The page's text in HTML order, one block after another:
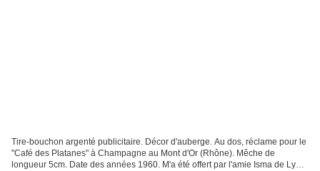
Tire-bouchon argenté publicitaire. Décor d'auberge. Au dos, réclame pour le
"Café des Platanes" à Champagne au Mont d'Or (Rhône). Mêche de
longueur 5cm. Date des années 1960. M'a été offert par l'amie Isma de Lyon.